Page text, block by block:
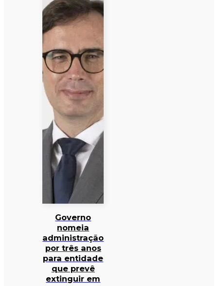
Governo
nomeia
administração
por três anos
para entidade
que prevê
extinguir em